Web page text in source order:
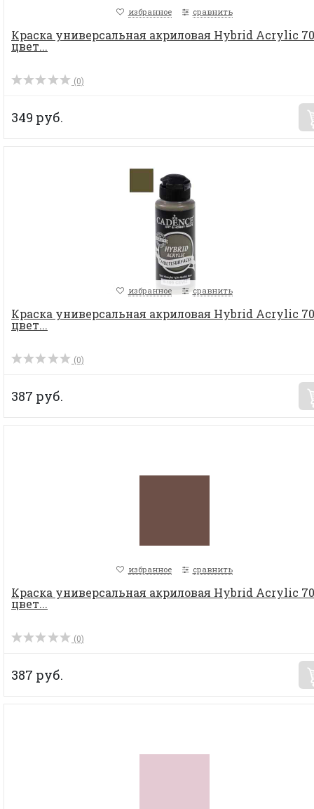
избранное сравнить
Краска универсальная акриловая Hybrid Acrylic
цвет...
(0)
349 руб.
избранное сравнить
Краска универсальная акриловая Hybrid Acrylic
цвет...
(0)
387 руб.
избранное сравнить
Краска универсальная акриловая Hybrid Acrylic
цвет...
(0)
387 руб.